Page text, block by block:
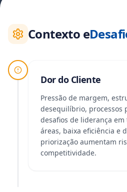
Contexto e
Dor do Cliente
Pressão de margem,
desequilíbrio, processos
desafios de liderança
áreas, baixa eficiência e
priorização aumentam
competitividade.